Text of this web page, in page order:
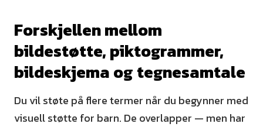
Forskjellen mellom
bildestøtte, piktogrammer,
bildeskjema og tegnesamtale
Du vil støte på flere termer når du begynner med
visuell støtte for barn. De overlapper — men har